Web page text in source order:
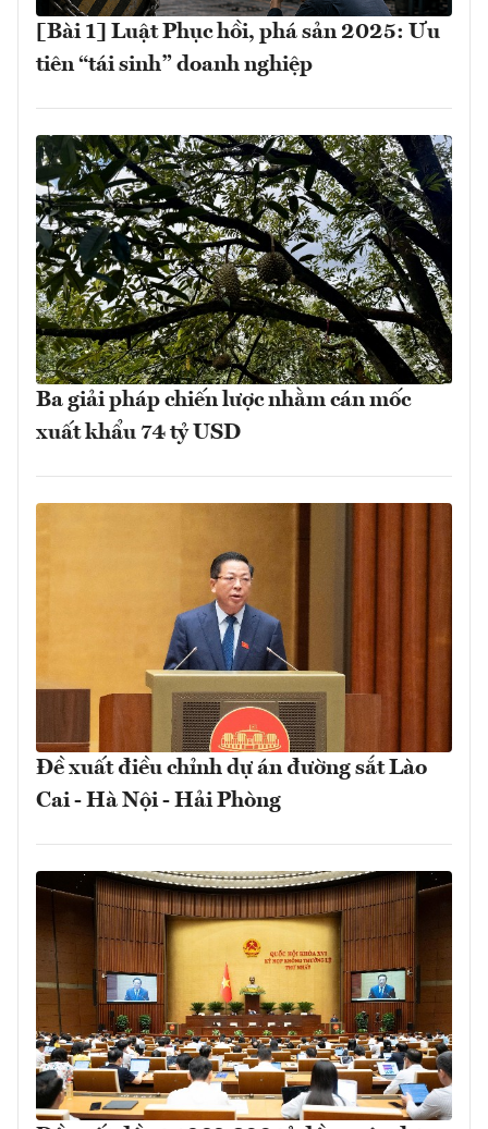
[Bài 1] Luật Phục hồi, phá sản 2025: Ưu
tiên “tái sinh” doanh nghiệp
Ba giải pháp chiến lược nhằm cán mốc
xuất khẩu 74 tỷ USD
Đề xuất điều chỉnh dự án đường sắt Lào
Cai - Hà Nội - Hải Phòng